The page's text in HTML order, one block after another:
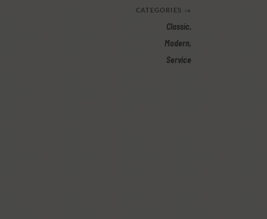
CATEGORIES →
Classic,
Modern,
Service